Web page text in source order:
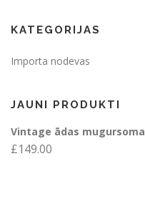
KATEGORIJAS
Importa nodevas
JAUNI PRODUKTI
Vintage ādas mugursoma
£149.00